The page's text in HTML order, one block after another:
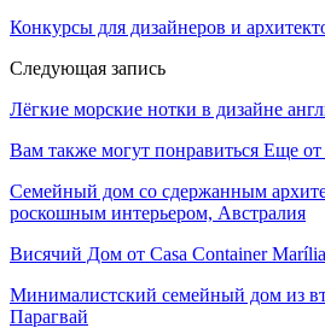
Конкурсы для дизайнеров и
Следующая запись
Лёгкие морские нотки в дизайне
Вам также могут понравиться Еще от
Семейный дом со сдержанным
роскошным интерьером, Австралия
Висячий Дом от Casa Container
Минималистский семейный дом из
Парагвай